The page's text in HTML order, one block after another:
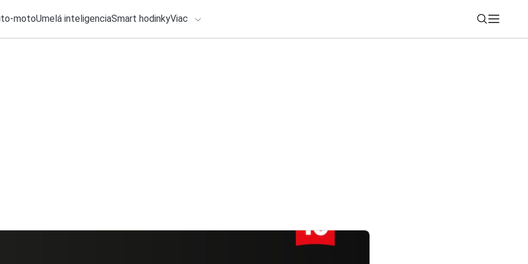
motoUmelá inteligenciaSmart hodinkyViac